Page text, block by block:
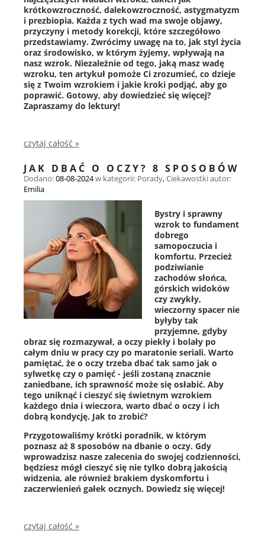
krótkowzroczność, dalekowzroczność, astygmatyzm
i prezbiopia. Każda z tych wad ma swoje objawy,
przyczyny i metody korekcji, które szczegółowo
przedstawiamy. Zwrócimy uwagę na to, jak styl życia
oraz środowisko, w którym żyjemy, wpływają na
nasz wzrok. Niezależnie od tego, jaką masz wadę
wzroku, ten artykuł pomoże Ci zrozumieć, co dzieje
się z Twoim wzrokiem i jakie kroki podjąć, aby go
poprawić. Gotowy, aby dowiedzieć się więcej?
Zapraszamy do lektury!
czytaj całość »
JAK DBAĆ O OCZY? 8 SPOSOBÓW
Dodano:08-08-2024w kategorii: Porady,Ciekawostkiautor:
Emilia
Bystry i sprawny
wzrok to fundament
dobrego
samopoczucia i
komfortu. Przecież
podziwianie
zachodów słońca,
górskich widoków
czy zwykły,
wieczorny spacer nie
byłyby tak
przyjemne, gdyby
obraz się rozmazywał, a oczy piekły i bolały po
całym dniu w pracy czy po maratonie seriali. Warto
pamiętać, że o oczy trzeba dbać tak samo jak o
sylwetkę czy o pamięć - jeśli zostaną znacznie
zaniedbane, ich sprawność może się osłabić. Aby
tego uniknąć i cieszyć się świetnym wzrokiem
każdego dnia i wieczora, warto dbać o oczy i ich
dobrą kondycję. Jak to zrobić?
Przygotowaliśmy krótki poradnik, w którym
poznasz aż 8 sposobów na dbanie o oczy. Gdy
wprowadzisz nasze zalecenia do swojej codzienności,
będziesz mógł cieszyć się nie tylko dobrą jakością
widzenia, ale również brakiem dyskomfortu i
zaczerwienień gałek ocznych. Dowiedz się więcej!
czytaj całość »